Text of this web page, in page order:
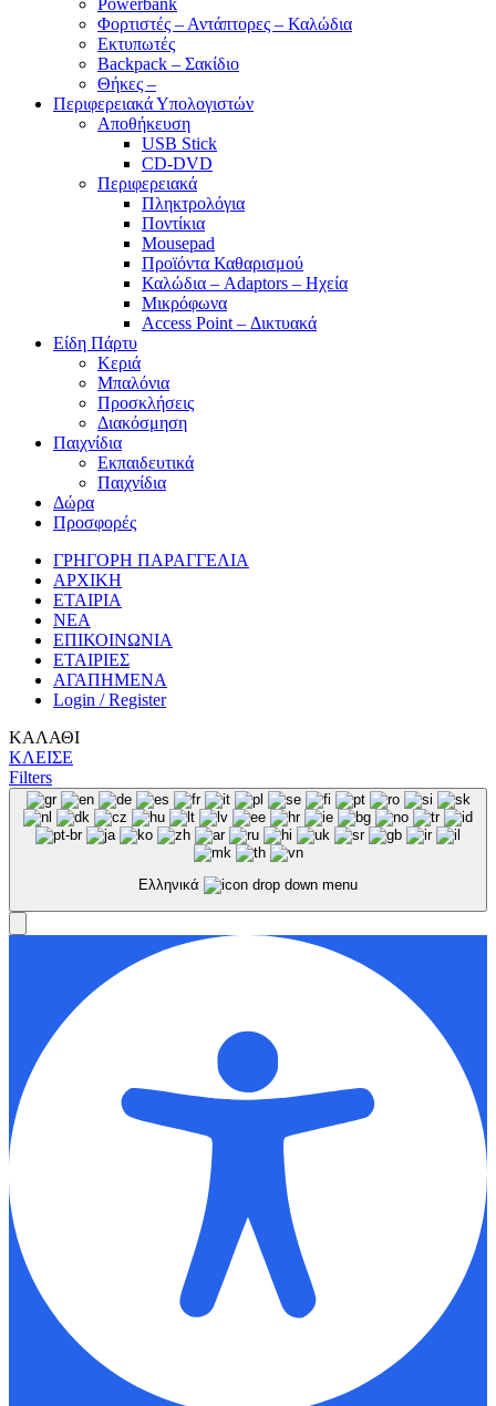
Φορτιστές – Αντάπτορες – Καλώδια
Εκτυπωτές
Backpack – Σακίδιο
Θήκες –
Περιφερειακά Υπολογιστών
Αποθήκευση
USB Stick
CD-DVD
Περιφερειακά
Πληκτρολόγια
Ποντίκια
Mousepad
Προϊόντα Καθαρισμού
Καλώδια – Adaptors – Ηχεία
Μικρόφωνα
Access Point – Δικτυακά
Είδη Πάρτυ
Κεριά
Μπαλόνια
Προσκλήσεις
Διακόσμηση
Παιχνίδια
Εκπαιδευτικά
Παιχνίδια
Δώρα
Προσφορές
ΓΡΗΓΟΡΗ ΠΑΡΑΓΓΕΛΙΑ
ΑΡΧΙΚΗ
ΕΤΑΙΡΙΑ
ΝΕΑ
ΕΠΙΚΟΙΝΩΝΙΑ
ΕΤΑΙΡΙΕΣ
ΑΓΑΠΗΜΕΝΑ
Login / Register
ΚΑΛΑΘΙ
ΚΛΕΙΣΕ
Filters
Ελληνικά